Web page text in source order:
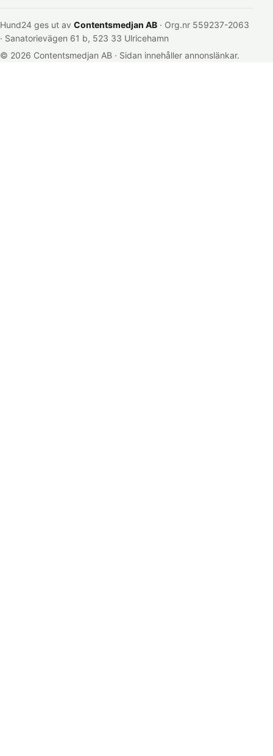
Hund24 ges ut av Contentsmedjan AB · Org.nr 559237-2063
· Sanatorievägen 61 b, 523 33 Ulricehamn
© 2026 Contentsmedjan AB · Sidan innehåller annonslänkar.